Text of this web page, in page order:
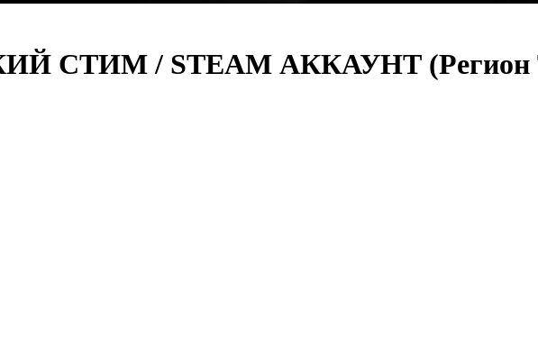
СТИМ / STEAM АККАУНТ (Регион